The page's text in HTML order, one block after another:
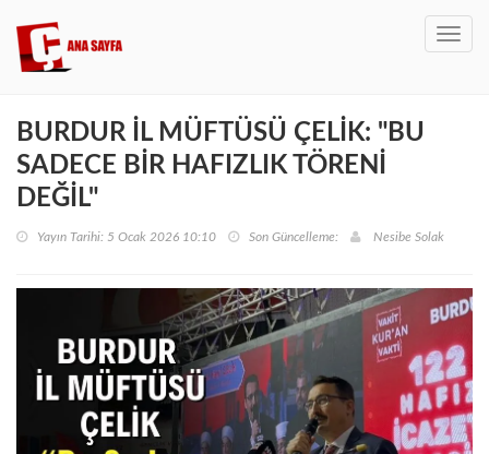
BURDUR İL MÜFTÜSÜ ÇELİK: "BU
SADECE BİR HAFIZLIK TÖRENİ
DEĞİL"
Yayın Tarihi: 5 Ocak 2026 10:10 Son Güncelleme: Nesibe Solak